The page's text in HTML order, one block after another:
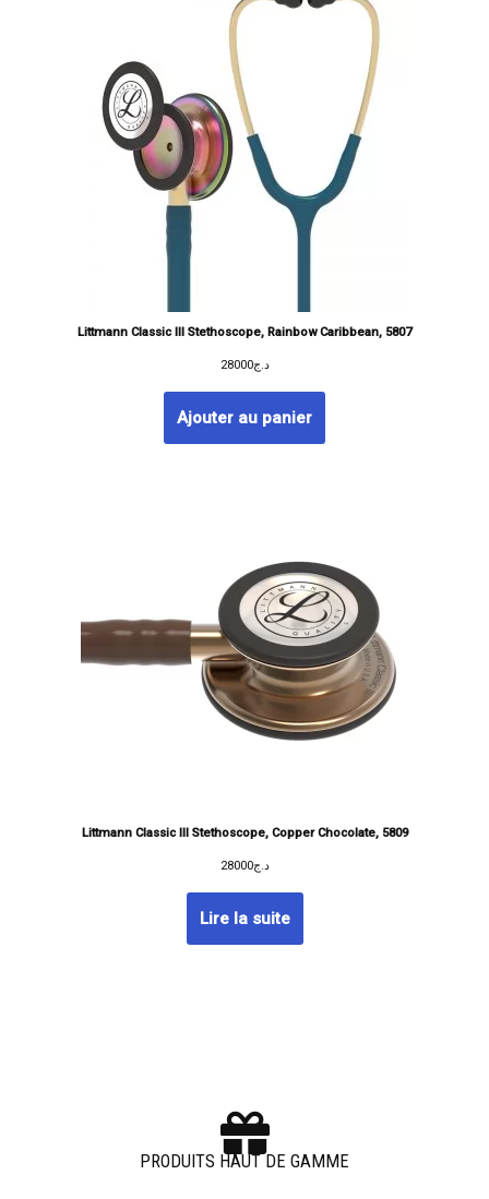
Littmann Classic III Stethoscope, Rainbow Caribbean, 5807
د.ج28000
Ajouter au panier
Littmann Classic III Stethoscope, Copper Chocolate, 5809
د.ج28000
Lire la suite
PRODUITS HAUT DE GAMME